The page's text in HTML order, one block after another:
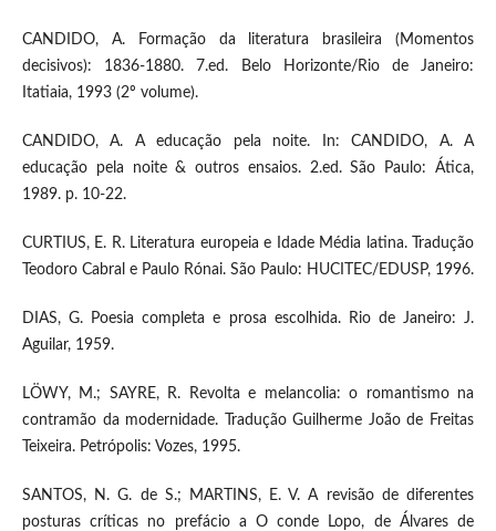
CANDIDO, A. Formação da literatura brasileira (Momentos
decisivos): 1836-1880. 7.ed. Belo Horizonte/Rio de Janeiro:
Itatiaia, 1993 (2º volume).
CANDIDO, A. A educação pela noite. In: CANDIDO, A. A
educação pela noite & outros ensaios. 2.ed. São Paulo: Ática,
1989. p. 10-22.
CURTIUS, E. R. Literatura europeia e Idade Média latina. Tradução
Teodoro Cabral e Paulo Rónai. São Paulo: HUCITEC/EDUSP, 1996.
DIAS, G. Poesia completa e prosa escolhida. Rio de Janeiro: J.
Aguilar, 1959.
LÖWY, M.; SAYRE, R. Revolta e melancolia: o romantismo na
contramão da modernidade. Tradução Guilherme João de Freitas
Teixeira. Petrópolis: Vozes, 1995.
SANTOS, N. G. de S.; MARTINS, E. V. A revisão de diferentes
posturas críticas no prefácio a O conde Lopo, de Álvares de